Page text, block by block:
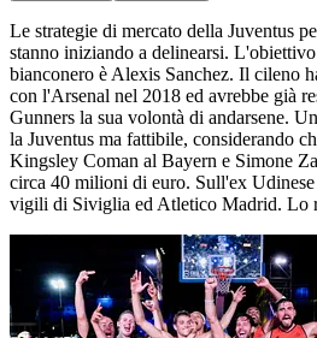
Le strategie di mercato della Juventus
stanno iniziando a delinearsi.
bianconero è Alexis Sanchez. Il cileno
con l'Arsenal nel 2018 ed avrebbe già
Gunners la sua volontà di andarsene.
la Juventus ma fattibile, considerando
Kingsley Coman al Bayern e Simone
circa 40 milioni di euro. Sull'ex
vigili di Siviglia ed Atletico Madrid. Lo